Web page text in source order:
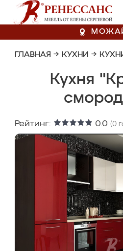
ГЛАВНАЯ → КУХНИ →
Кухня
Рейтинг: 0.0 (0